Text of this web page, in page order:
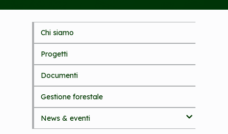
S
k
i
p
t
o
m
a
i
n
Chi siamo
Progetti
Documenti
Gestione forestale
News & eventi